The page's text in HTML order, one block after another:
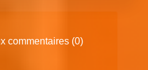
commentaires (0)